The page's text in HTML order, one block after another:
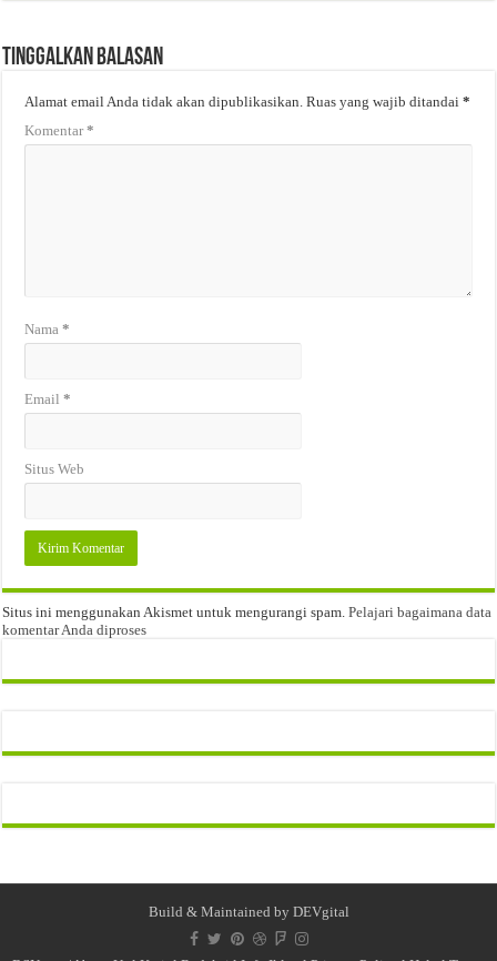
Tinggalkan Balasan
Alamat email Anda tidak akan dipublikasikan. Ruas yang wajib ditandai*
Komentar*
Nama*
Email*
Situs Web
Situs ini menggunakan Akismet untuk mengurangi spam.Pelajari bagaimana data
komentar Anda diproses
Build & Maintained by DEVgital